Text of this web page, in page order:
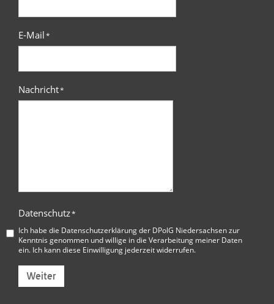
E-Mail*
Nachricht*
Datenschutz*
Ich habe die Datenschutzerklärung der DPolG Niedersachsenzur
Kenntnis genommen und willige in die Verarbeitung meiner Daten
ein. Ich kann diese Einwilligung jederzeit widerrufen.
Weiter